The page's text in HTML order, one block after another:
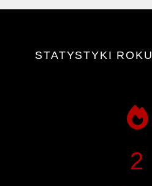
STATYSTYKI ROKU
2